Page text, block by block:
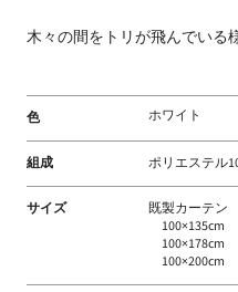
フ
ブ
リ
ッ
ク
メ
ー
カ
ー
木々の間をトリが飛んでいる
色 ホワイト
組成 ポリエステル
サイズ
既製カーテン
100×135cm
100×178cm
100×200cm